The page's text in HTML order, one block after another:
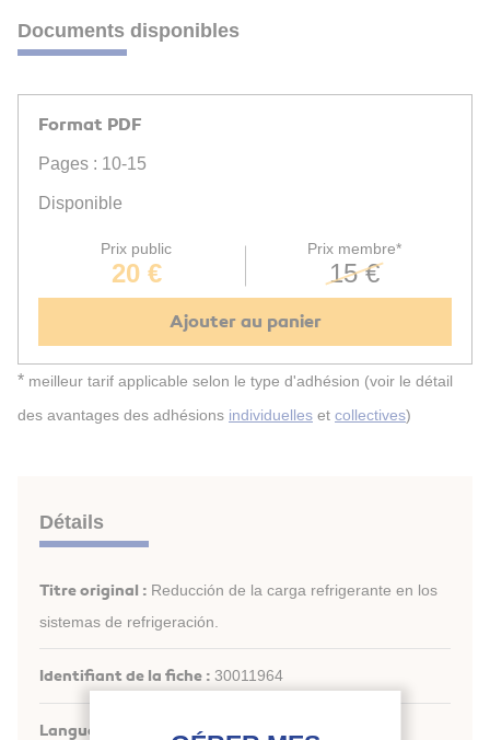
Documents disponibles
Format PDF
Pages : 10-15
Disponible
Prix public
20 €
Prix membre*
15 €
Ajouter au panier
* meilleur tarif applicable selon le type d'adhésion (voir le détail
des avantages des adhésions individuelles et collectives)
Détails
Titre original : Reducción de la carga refrigerante en los
sistemas de refrigeración.
Identifiant de la fiche : 30011964
Langues :